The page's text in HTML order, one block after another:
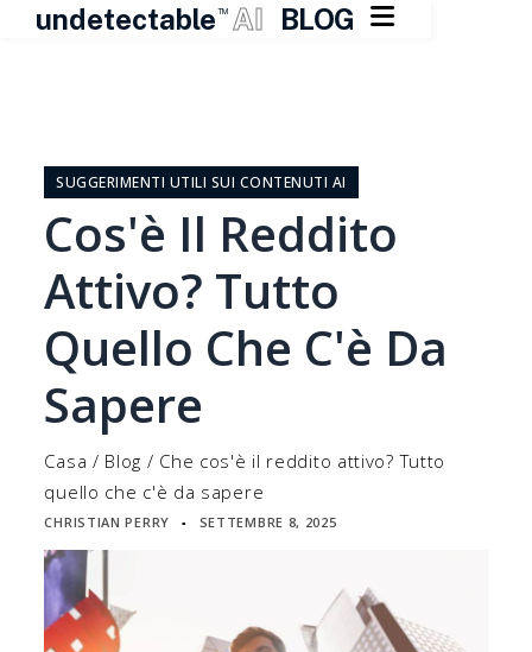
undetectable TM AI BLOG 
contenutoSUGGERIMENTI UTILI SUI CONTENUTI AI
Cos'è Il Reddito
Attivo? Tutto
Quello Che C'è Da
Sapere
Casa / Blog / Che cos'è il reddito attivo? Tutto
quello che c'è da sapere
CHRISTIAN PERRY ▪ SETTEMBRE 8, 2025